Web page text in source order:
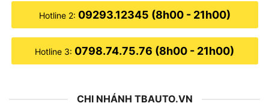
Hotline 2: 09293.12345 (8h00 - 21h00)
Hotline 3: 0798.74.75.76 (8h00 - 21h00)
CHI NHÁNH TBAUTO.VN